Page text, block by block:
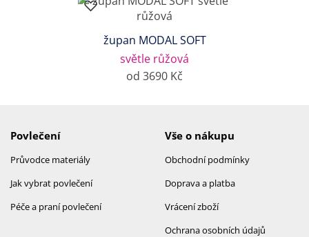
župan MODAL SOFT
světle růžová
od 3690 Kč
Povlečení
Průvodce materiály
Jak vybrat povlečení
Péče a praní povlečení
Vše o nákupu
Obchodní podmínky
Doprava a platba
Vrácení zboží
Ochrana osobních údajů